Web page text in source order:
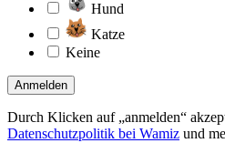
Hund
Katze
Keine
Anmelden
Durch Klicken auf „anmelden“
Datenschutzpolitik bei Wamiz und